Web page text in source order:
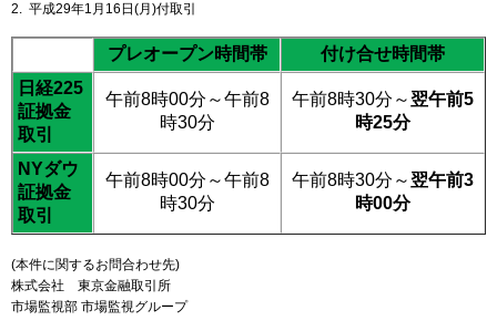
2. 平成29年1月16日(月)付取引
プレオープン時間帯
付け合せ時間帯
日経225
証拠金
取引
午前8時00分～午前8
時30分
午前8時30分～翌午前5
時25分
NYダウ
証拠金
取引
午前8時00分～午前8
時30分
午前8時30分～翌午前3
時00分
(本件に関するお問合わせ先)
株式会社 東京金融取引所
市場監視部 市場監視グループ